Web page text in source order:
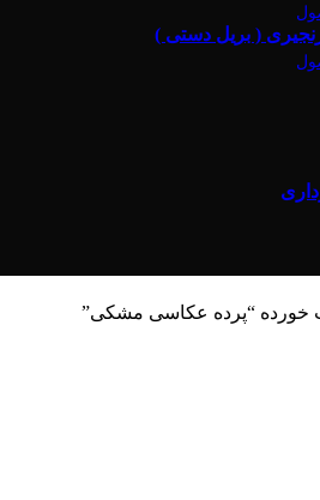
( بریل دستی )
“پرده عکاسی مشکی”